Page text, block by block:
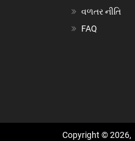
વળતર નીતિ
FAQ
Copyright © 2026,